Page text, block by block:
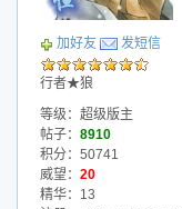
加好友 发短信
行者★狼
等级：超级版主
帖子： 8910
积分：50741
威望： 20
精华：13